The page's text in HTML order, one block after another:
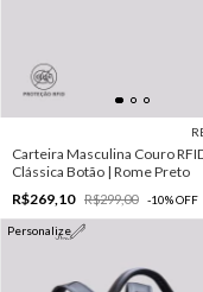
Carteira Masculina Couro
Clássica Botão | Rome Preto
R$269,10
R$299,00 -10%OFF
Personalize